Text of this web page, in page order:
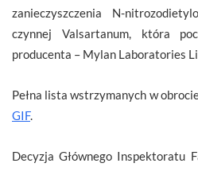
zanieczyszczenia N-
czynnej Valsartanum, która
producenta – Mylan Laboratories
Pełna lista wstrzymanych w
GIF.
Decyzja Głównego Inspektoratu